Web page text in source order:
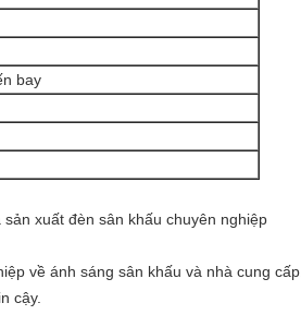
bay
xuất đèn sân khấu chuyên nghiệp
về ánh sáng sân khấu và nhà cung cấp.
cậy.